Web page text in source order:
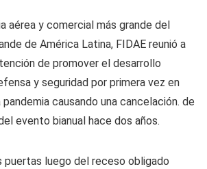
aérea y comercial más grande del
de América Latina, FIDAE reunió a
de promover el desarrollo
y seguridad por primera vez en
causando una cancelación. de
evento bianual hace dos años.
puertas luego del receso obligado